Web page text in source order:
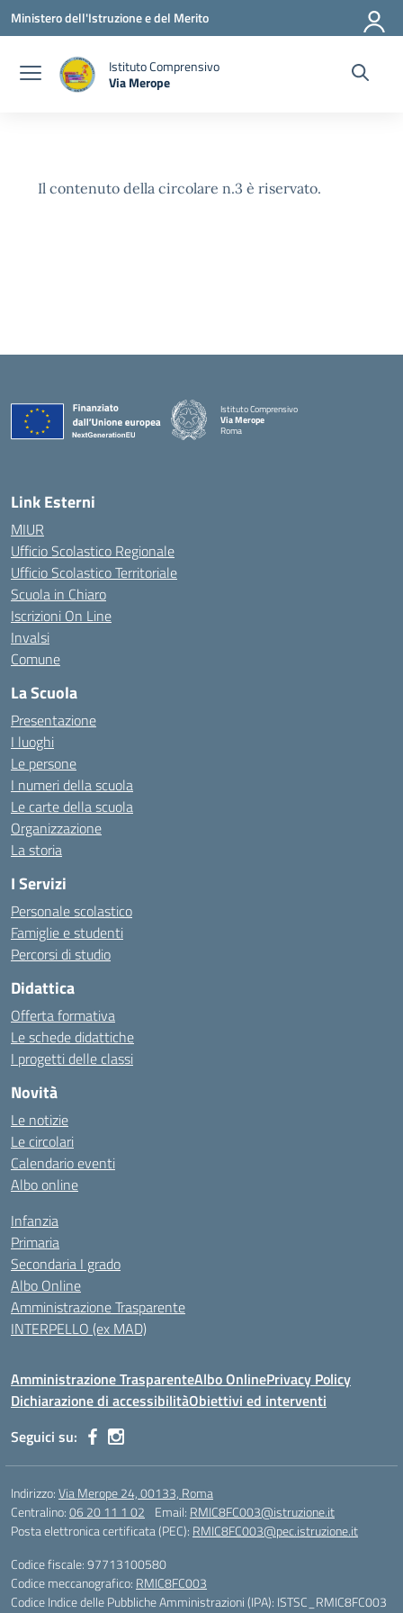
Vai ai contenuti
Vai al menu di navigazione
Vai al footer
Ministero dell'Istruzione e del Merito
Istituto Comprensivo
Via Merope
Il contenuto della circolare n.3 è riservato.
Istituto Comprensivo
Via Merope
Roma
Link Esterni
MIUR
Ufficio Scolastico Regionale
Ufficio Scolastico Territoriale
Scuola in Chiaro
Iscrizioni On Line
Invalsi
Comune
La Scuola
Presentazione
I luoghi
Le persone
I numeri della scuola
Le carte della scuola
Organizzazione
La storia
I Servizi
Personale scolastico
Famiglie e studenti
Percorsi di studio
Didattica
Offerta formativa
Le schede didattiche
I progetti delle classi
Novità
Le notizie
Le circolari
Calendario eventi
Albo online
Infanzia
Primaria
Secondaria I grado
Albo Online
Amministrazione Trasparente
INTERPELLO (ex MAD)
Amministrazione TrasparenteAlbo OnlinePrivacy Policy
Dichiarazione di accessibilitàObiettivi ed interventi
Seguici su:
Indirizzo:Via Merope 24, 00133, Roma
Centralino:06 20 11 1 02 Email: RMIC8FC003@istruzione.it
Posta elettronica certificata (PEC): RMIC8FC003@pec.istruzione.it
Codice fiscale: 97713100580
Codice meccanografico: RMIC8FC003
Codice Indice delle Pubbliche Amministrazioni (IPA): ISTSC_RMIC8FC003